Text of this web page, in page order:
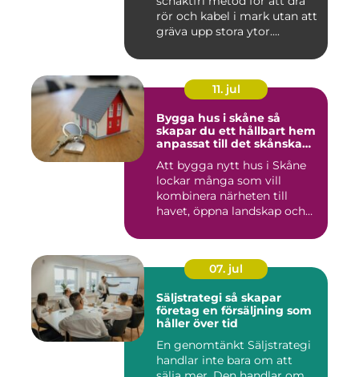
rör och kabel i mark utan att
gräva upp stora ytor....
11. jul
Bygga hus i skåne så
skapar du ett hållbart hem
anpassat till det skånska
Att bygga nytt hus i Skåne
lockar många som vill
kombinera närheten till
havet, öppna landskap och
07. jul
Säljstrategi så skapar
företag en försäljning som
håller över tid
En genomtänkt Säljstrategi
handlar inte bara om att